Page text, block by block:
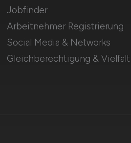
Jobfinder
Arbeitnehmer Registrierung
Social Media & Networks
Gleichberechtigung & Vielfalt